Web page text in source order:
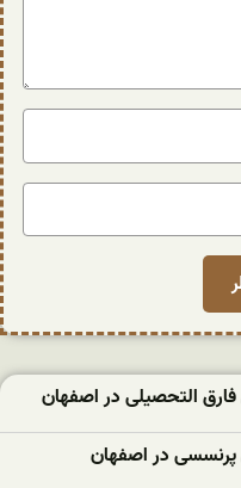
فارق التحصیلی در اصفهان
پرنسسی در اصفهان